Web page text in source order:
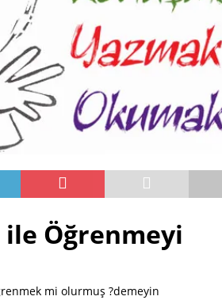
Öğrenmeyi
mi olurmuş ?demeyin